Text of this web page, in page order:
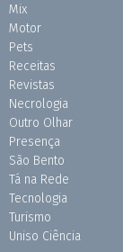
Mix
Motor
Pets
Receitas
Revistas
Necrologia
Outro Olhar
Presença
São Bento
Tá na Rede
Tecnologia
Turismo
Uniso Ciência